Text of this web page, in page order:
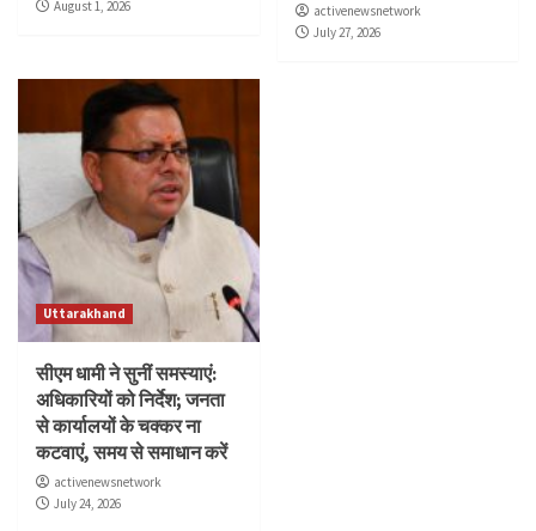
August 1, 2026
activenewsnetwork
July 27, 2026
Uttarakhand
सीएम धामी ने सुनीं समस्याएं:
अधिकारियों को निर्देश; जनता
से कार्यालयों के चक्कर ना
कटवाएं, समय से समाधान करें
activenewsnetwork
July 24, 2026